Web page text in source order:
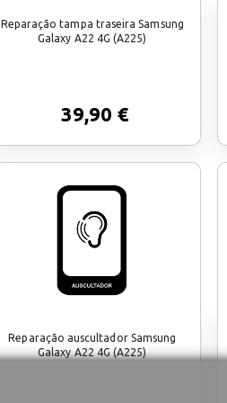
Reparação tampa traseira Samsung
Galaxy A22 4G (A225)
39,90 €
Reparação auscultador Samsung
Galaxy A22 4G (A225)